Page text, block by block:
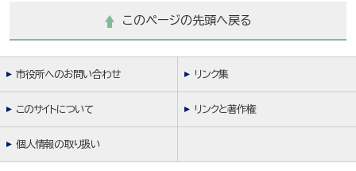
このページの先頭へ戻る
市役所へのお問い合わせ リンク集
このサイトについて リンクと著作権
個人情報の取り扱い